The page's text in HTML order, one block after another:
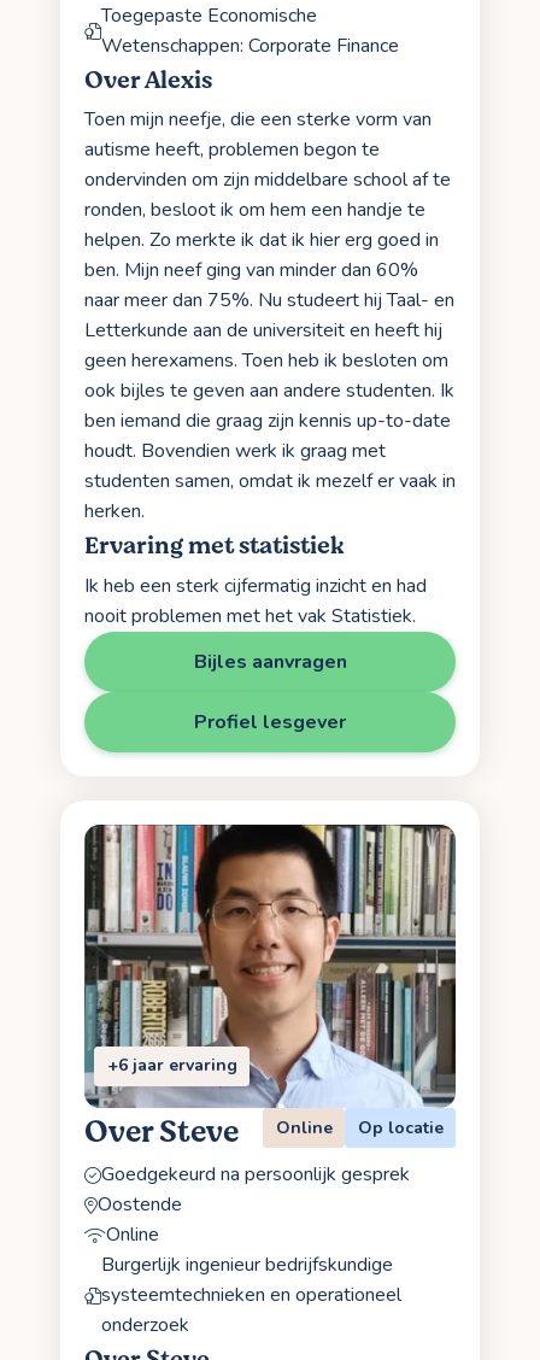
Toegepaste Economische
Wetenschappen: Corporate Finance
Over Alexis
Toen mijn neefje, die een sterke vorm van
autisme heeft, problemen begon te
ondervinden om zijn middelbare school af te
ronden, besloot ik om hem een handje te
helpen. Zo merkte ik dat ik hier erg goed in
ben. Mijn neef ging van minder dan 60%
naar meer dan 75%. Nu studeert hij Taal- en
Letterkunde aan de universiteit en heeft hij
geen herexamens. Toen heb ik besloten om
ook bijles te geven aan andere studenten. Ik
ben iemand die graag zijn kennis up-to-date
houdt. Bovendien werk ik graag met
studenten samen, omdat ik mezelf er vaak in
herken.
Ervaring met statistiek
Ik heb een sterk cijfermatig inzicht en had
nooit problemen met het vak Statistiek.
Bijles aanvragen
Profiel lesgever
+6 jaar ervaring
Over Steve Online Op locatie
Goedgekeurd na persoonlijk gesprek
Oostende
Online
Burgerlijk ingenieur bedrijfskundige
systeemtechnieken en operationeel
onderzoek